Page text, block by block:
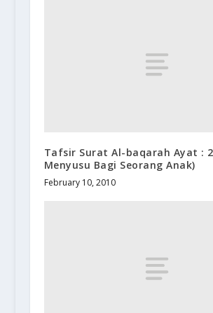
Tafsir Surat Al-baqarah Ayat :
Menyusu Bagi Seorang Anak)
February 10, 2010